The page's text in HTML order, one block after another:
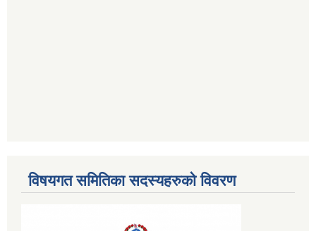
विषयगत समितिका सदस्यहरुको विवरण